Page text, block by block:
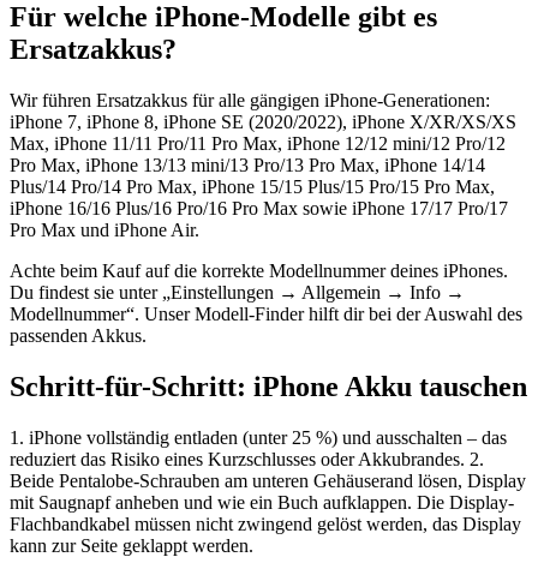
Für welche iPhone-Modelle gibt es
Ersatzakkus?
Wir führen Ersatzakkus für alle gängigen iPhone-Generationen:
iPhone 7, iPhone 8, iPhone SE (2020/2022), iPhone X/XR/XS/XS
Max, iPhone 11/11 Pro/11 Pro Max, iPhone 12/12 mini/12 Pro/12
Pro Max, iPhone 13/13 mini/13 Pro/13 Pro Max, iPhone 14/14
Plus/14 Pro/14 Pro Max, iPhone 15/15 Plus/15 Pro/15 Pro Max,
iPhone 16/16 Plus/16 Pro/16 Pro Max sowie iPhone 17/17 Pro/17
Pro Max und iPhone Air.
Achte beim Kauf auf die korrekte Modellnummer deines iPhones.
Du findest sie unter „Einstellungen → Allgemein → Info →
Modellnummer“. Unser Modell-Finder hilft dir bei der Auswahl des
passenden Akkus.
Schritt-für-Schritt: iPhone Akku tauschen
1. iPhone vollständig entladen (unter 25 %) und ausschalten – das
reduziert das Risiko eines Kurzschlusses oder Akkubrandes. 2.
Beide Pentalobe-Schrauben am unteren Gehäuserand lösen, Display
mit Saugnapf anheben und wie ein Buch aufklappen. Die Display-
Flachbandkabel müssen nicht zwingend gelöst werden, das Display
kann zur Seite geklappt werden.